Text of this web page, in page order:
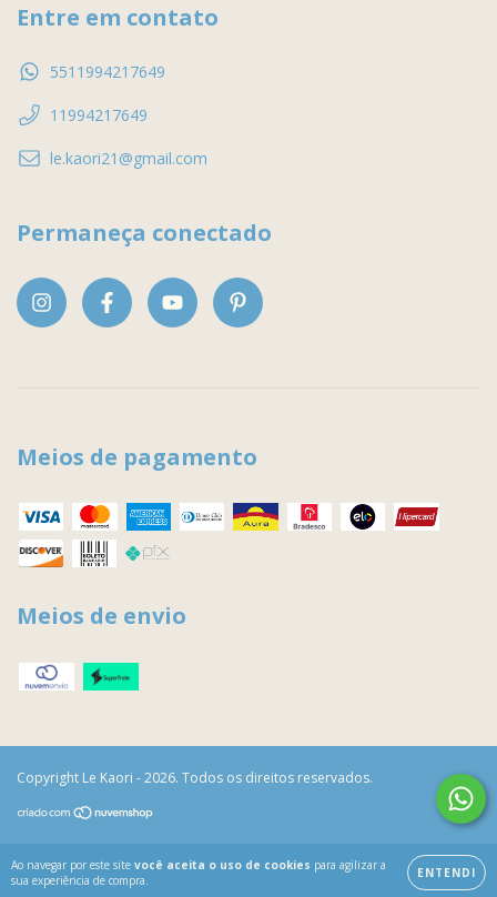
Ao navegar por este site você aceita o uso de cookies para agilizar a
sua experiência de compra.
ENTENDI
Entre em contato
5511994217649
11994217649
le.kaori21@gmail.com
Permaneça conectado
Meios de pagamento
Meios de envio
Copyright Le Kaori - 2026. Todos os direitos reservados.